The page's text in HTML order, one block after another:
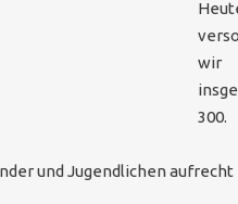
wir
300.
und Jugendlichen